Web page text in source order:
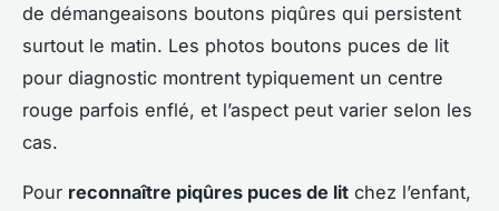
de démangeaisons boutons piqûres qui persistent
surtout le matin. Les photos boutons puces de lit
pour diagnostic montrent typiquement un centre
rouge parfois enflé, et l’aspect peut varier selon les
cas.
Pour reconnaître piqûres puces de lit chez l’enfant,